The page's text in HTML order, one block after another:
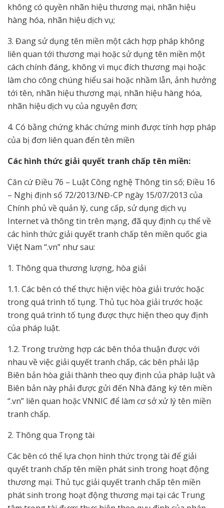
không có quyền nhãn hiệu thương mại, nhãn hiệu
hàng hóa, nhãn hiệu dịch vụ;
3. Đang sử dụng tên miền một cách hợp pháp không
liên quan tới thương mại hoặc sử dụng tên miền một
cách chính đáng, không vì mục đích thương mại hoặc
làm cho công chúng hiểu sai hoặc nhầm lẫn, ảnh hưởng
tới tên, nhãn hiệu thương mại, nhãn hiệu hàng hóa,
nhãn hiệu dịch vụ của nguyên đơn;
4. Có bằng chứng khác chứng minh được tính hợp pháp
của bị đơn liên quan đến tên miền
Các hình thức giải quyết tranh chấp tên miền:
Căn cứ Điều 76 – Luật Công nghệ Thông tin số; Điều 16
– Nghị định số 72/2013/NĐ-CP ngày 15/07/2013 của
Chính phủ về quản lý, cung cấp, sử dụng dịch vụ
Internet và thông tin trên mạng, đã quy định cụ thể về
các hình thức giải quyết tranh chấp tên miền quốc gia
Việt Nam “.vn” như sau:
1. Thông qua thương lượng, hòa giải
1.1. Các bên có thể thực hiện việc hòa giải trước hoặc
trong quá trình tố tụng. Thủ tục hòa giải trước hoặc
trong quá trình tố tụng được thực hiện theo quy định
của pháp luật.
1.2. Trong trường hợp các bên thỏa thuận được với
nhau về việc giải quyết tranh chấp, các bên phải lập
Biên bản hòa giải thành theo quy định của pháp luật và
Biên bản này phải được gửi đến Nhà đăng ký tên miền
“.vn” liên quan hoặc VNNIC để làm cơ sở xử lý tên miền
tranh chấp.
2. Thông qua Trọng tài
Các bên có thể lựa chọn hình thức trọng tài để giải
quyết tranh chấp tên miền phát sinh trong hoạt động
thương mại. Thủ tục giải quyết tranh chấp tên miền
phát sinh trong hoạt động thương mại tại các Trung